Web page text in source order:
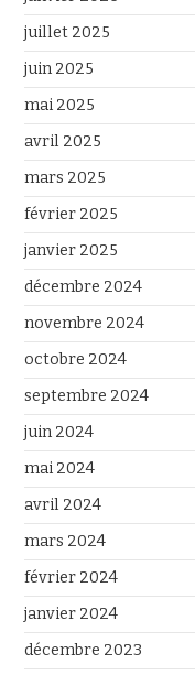
juillet 2025
juin 2025
mai 2025
avril 2025
mars 2025
février 2025
janvier 2025
décembre 2024
novembre 2024
octobre 2024
septembre 2024
juin 2024
mai 2024
avril 2024
mars 2024
février 2024
janvier 2024
décembre 2023